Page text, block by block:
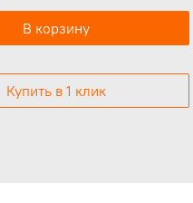
В корзину
Купить в 1 клик